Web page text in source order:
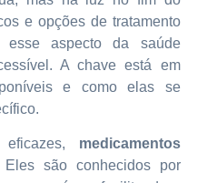
e opções de tratamento
esse aspecto da saúde
A chave está em
e como elas se
medicamentos
Eles são conhecidos por